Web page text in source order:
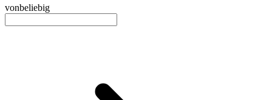
vonbeliebig